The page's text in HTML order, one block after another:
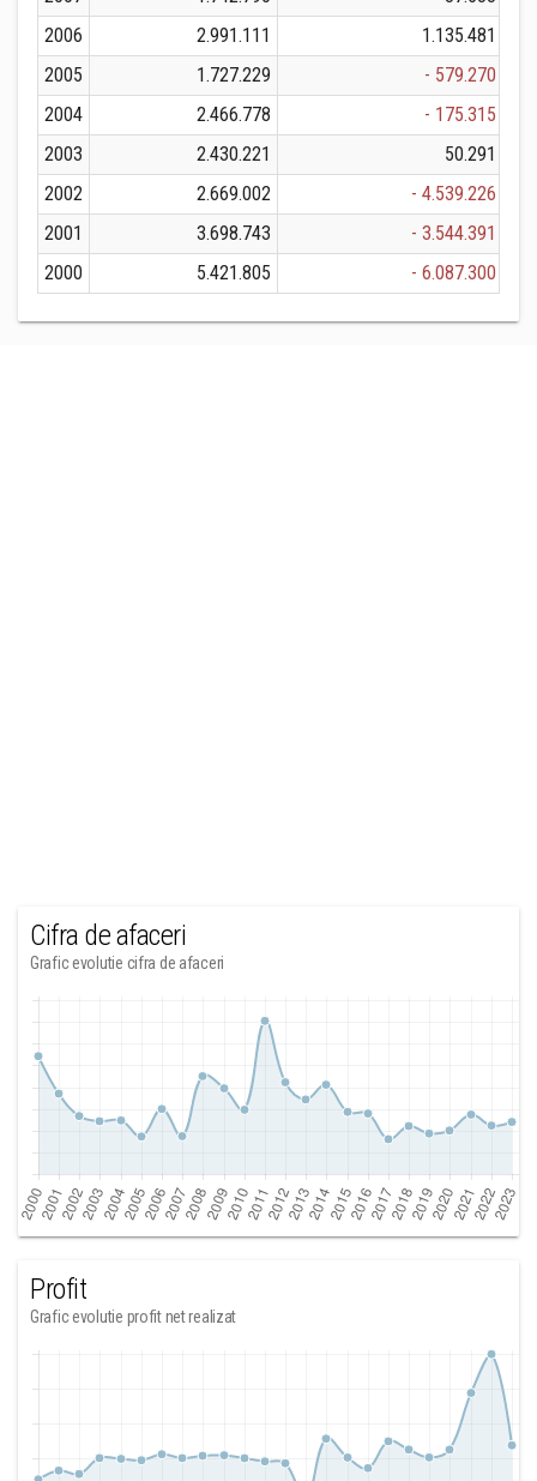
2006
2.991.111
1.135.481
2005
1.727.229
- 579.270
2004
2.466.778
- 175.315
2003
2.430.221
50.291
2002
2.669.002
- 4.539.226
2001
3.698.743
- 3.544.391
2000
5.421.805 - 6.087.300
Cifra de afaceri
Grafic evolutie cifra de afaceri
Profit
Grafic evolutie profit net realizat